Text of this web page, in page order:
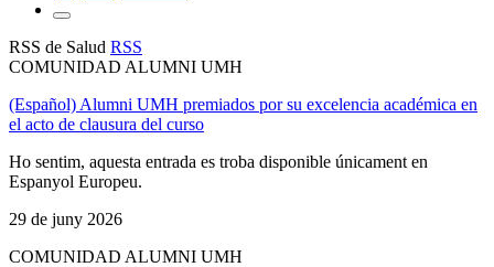
RSS de Salud RSS
COMUNIDAD ALUMNI UMH
(Español) Alumni UMH premiados por su excelencia académica en
el acto de clausura del curso
Ho sentim, aquesta entrada es troba disponible únicament en
Espanyol Europeu.
29 de juny 2026
COMUNIDAD ALUMNI UMH